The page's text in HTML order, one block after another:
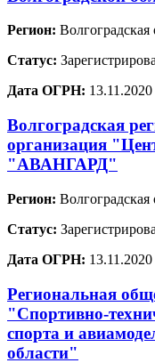
Регион: Волгоградская
Статус:
Дата ОГРН: 13.11.2020
Волгоградская
организация
"АВАНГАРД"
Регион: Волгоградская
Статус:
Дата ОГРН: 13.11.2020
Региональная
"Спортивно-
спорта и
области"